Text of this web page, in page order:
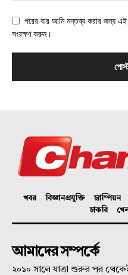
পরের বার আমি মন্তব্য করার জন্য এই
সংরক্ষণ করুন।
খবর বিজ্ঞানপ্রযুক্তি চ্যাম্পিয়ন
চাকরি
আমাদের সম্পর্কে
২০১০ সালে যাত্রা শুরুর পর